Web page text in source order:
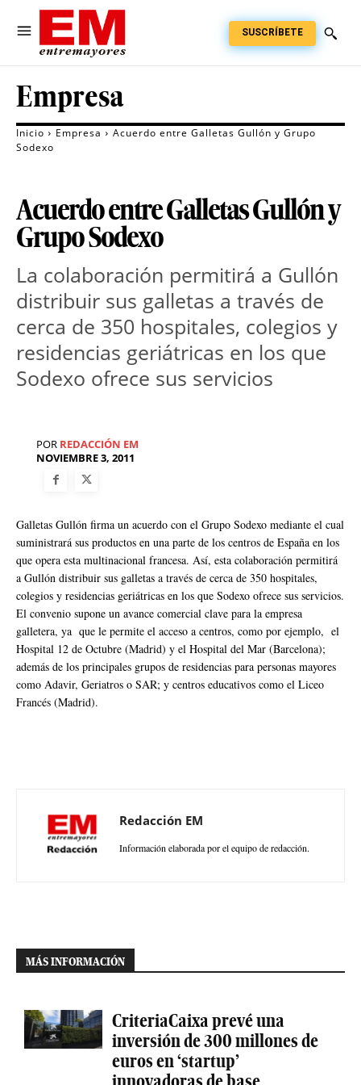
SUSCRÍBETE
Empresa
Inicio Empresa
Acuerdo entre Galletas Gullón y Grupo
Sodexo
Acuerdo entre Galletas Gullón y
Grupo Sodexo
La colaboración permitirá a Gullón
distribuir sus galletas a través de
cerca de 350 hospitales, colegios y
residencias geriátricas en los que
Sodexo ofrece sus servicios
POR REDACCIÓN EM
NOVIEMBRE 3, 2011
Galletas Gullón firma un acuerdo con el Grupo Sodexo mediante el cual
suministrará sus productos en una parte de los centros de España en los
que opera esta multinacional francesa. Así, esta colaboración permitirá
a Gullón distribuir sus galletas a través de cerca de 350 hospitales,
colegios y residencias geriátricas en los que Sodexo ofrece sus servicios.
El convenio supone un avance comercial clave para la empresa
galletera, ya que le permite el acceso a centros, como por ejemplo, el
Hospital 12 de Octubre (Madrid) y el Hospital del Mar (Barcelona);
además de los principales grupos de residencias para personas mayores
como Adavir, Geriatros o SAR; y centros educativos como el Liceo
Francés (Madrid).
Redacción EM
Información elaborada por el equipo de redacción.
MÁS INFORMACIÓN
CriteriaCaixa prevé una
inversión de 300 millones de
euros en ‘startup’
innovadoras de base